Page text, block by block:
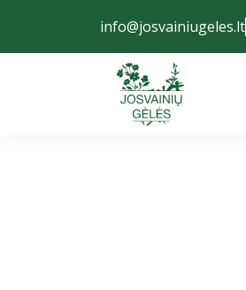
info@josvainiugeles.lt